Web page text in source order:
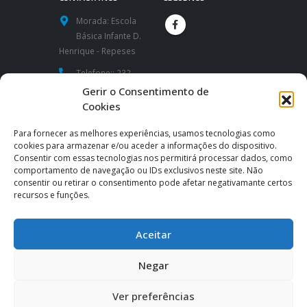
Gerir o Consentimento de
Cookies
Para fornecer as melhores experiências, usamos tecnologias como
cookies para armazenar e/ou aceder a informações do dispositivo.
Consentir com essas tecnologias nos permitirá processar dados, como
comportamento de navegação ou IDs exclusivos neste site. Não
consentir ou retirar o consentimento pode afetar negativamante certos
recursos e funções.
Aceitar
Negar
Ver preferências
Morada: Escola
Básica Infante D.
Henrique - Repeses
Telefone::232
424 591 / 232
426 260
https://www.aeidh.pt
Email:
direcao@aeidh.pt|
secretaria@aeidh.pt